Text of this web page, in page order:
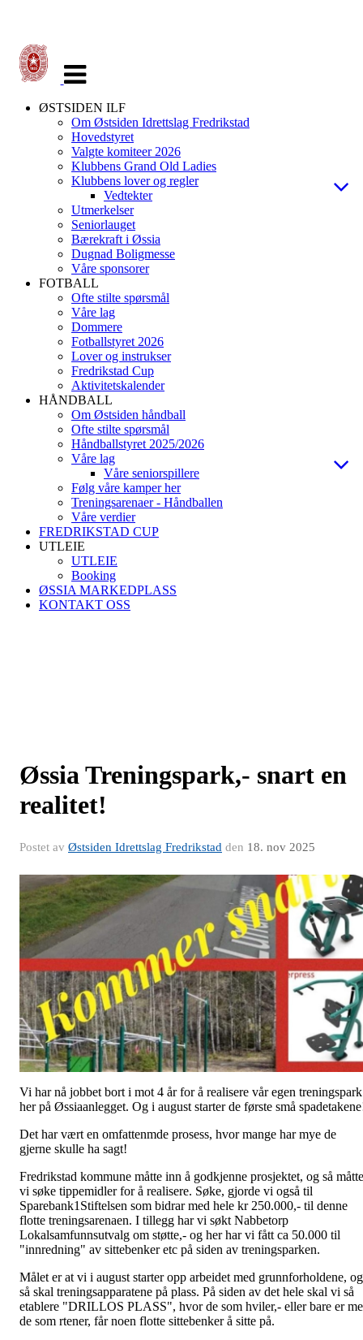
navigasjon
ØSTSIDEN ILF
Om Østsiden Idrettslag Fredrikstad
Hovedstyret
Valgte komiteer 2026
Klubbens Grand Old Ladies
Klubbens lover og regler
Vedtekter
Utmerkelser
Seniorlauget
Bærekraft i Øssia
Dugnad Boligmesse
Våre sponsorer
FOTBALL
Ofte stilte spørsmål
Våre lag
Dommere
Fotballstyret 2026
Lover og instrukser
Fredrikstad Cup
Aktivitetskalender
HÅNDBALL
Om Østsiden håndball
Ofte stilte spørsmål
Håndballstyret 2025/2026
Våre lag
Våre seniorspillere
Følg våre kamper her
Treningsarenaer - Håndballen
Våre verdier
FREDRIKSTAD CUP
UTLEIE
UTLEIE
Booking
ØSSIA MARKEDPLASS
KONTAKT OSS
Øssia Treningspark,- snart en
realitet!
Postet av Østsiden Idrettslag Fredrikstad den 18. nov 2025
Vi har nå jobbet bort i mot 4 år for å realisere vår egen treningspark
her på Øssiaanlegget. Og i august starter de første små
Det har vært en omfattenmde prosess, hvor mange har mye de
gjerne skulle ha sagt!
Fredrikstad kommune måtte inn å godkjenne prosjektet, og så måtte
vi søke tippemidler for å realisere. Søke, gjorde vi også til
Sparebank1Stiftelsen som bidrar med hele kr 250.000,- til denne
flotte treningsarenaen. I tillegg har vi søkt Nabbetorp
Lokalsamfunnsutvalg om støtte,- og her har vi fått ca 50.000 til
"innredning" av sittebenker etc på siden av treningsparken.
Målet er at vi i august starter opp arbeidet med grunnforholdene, og
så skal treningsapparatene på plass. På siden av det hele skal vi så
etablere "DRILLOS PLASS", hvor de som hviler,- eller bare er
de som rtener, får noen flotte sittebenker å sitte på.